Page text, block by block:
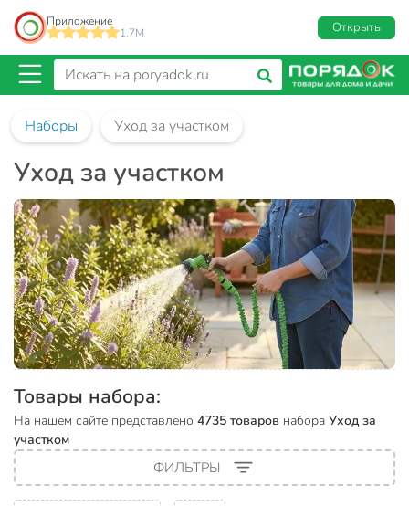
Приложение
1.7M
Открыть
Наборы Уход за участком
Уход за участком
Товары набора:
На нашем сайте представлено 4735 товаров набора Уход за
участком
ФИЛЬТРЫ